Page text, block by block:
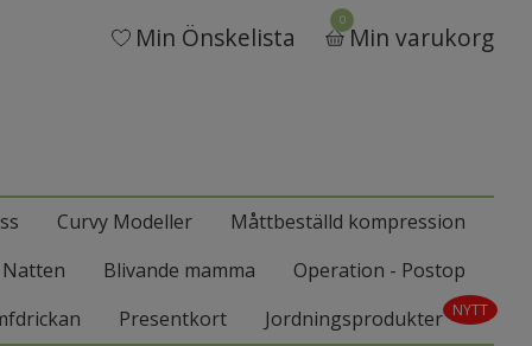
Min Önskelista
0
Min varukorg
Curvy Modeller
Måttbeställd kompression
Blivande mamma
Operation - Postop
Presentkort Jordningsprodukter NYTT